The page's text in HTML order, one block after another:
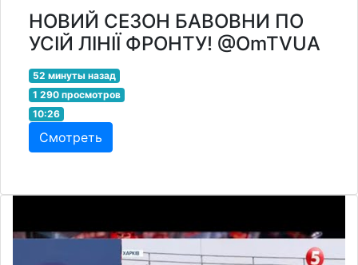
НОВИЙ СЕЗОН БАВОВНИ ПО
УСІЙ ЛІНІЇ ФРОНТУ! @OmTVUA
52 минуты назад
1 290 просмотров
10:26
Смотреть